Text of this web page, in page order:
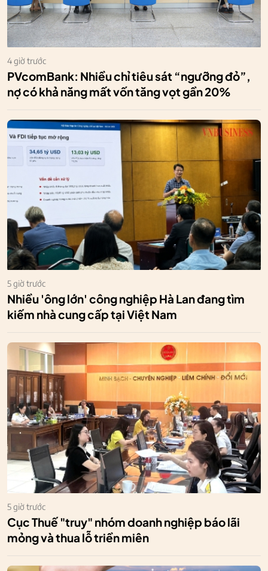
4 giờ trước
PVcomBank: Nhiều chỉ tiêu sát “ngưỡng đỏ”,
nợ có khả năng mất vốn tăng vọt gần 20%
5 giờ trước
Nhiều 'ông lớn' công nghiệp Hà Lan đang tìm
kiếm nhà cung cấp tại Việt Nam
5 giờ trước
Cục Thuế "truy" nhóm doanh nghiệp báo lãi
mỏng và thua lỗ triền miên